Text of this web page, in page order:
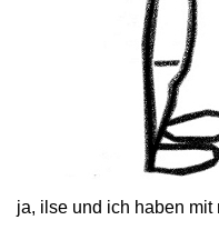
ja, ilse und ich haben